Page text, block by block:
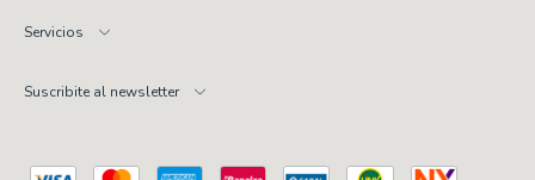
Servicios
Suscribite al newsletter